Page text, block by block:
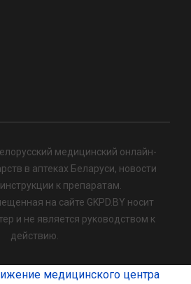
медицинский онлайн-
в аптеках Беларуси, новости
к препаратам.
на сайте GKPD.BY носит
и не является руководством к
действию.
медицинского центра